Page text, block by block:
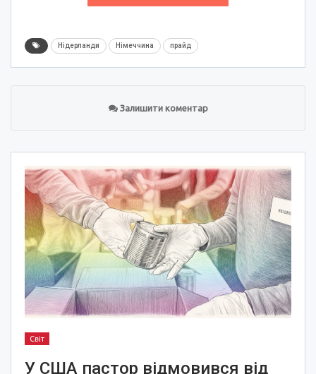
Нідерланди Німеччина прайд
Залишити коментар
Світ
У США пастор відмовився від